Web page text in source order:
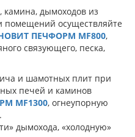
камина, дымоходов из
помещений осуществляйте
ПЕЧФОРМ MF800,
связующего, песка,
и шамотных плит при
печей и каминов
MF1300, огнеупорную
дымохода, «холодную»